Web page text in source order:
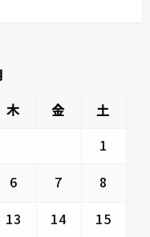
木 金
土
1
6 7
8
13 14
15